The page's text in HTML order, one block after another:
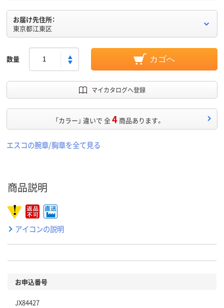
お届け先住所：
東京都江東区
数量 カゴへ
マイカタログへ登録
「カラー」 違いで 全4 商品あります。
エスコの腕章/胸章を全て見る
商品説明
アイコンの説明
お申込番号
JX84427